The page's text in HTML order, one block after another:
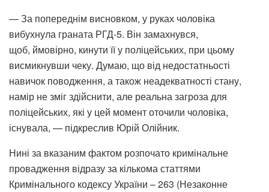
— За попереднім висновком, у руках чоловіка
вибухнула граната РГД-5. Він замахнувся,
щоб, ймовірно, кинути її у поліцейських, при цьому
висмикнувши чеку. Думаю, що від недостатньості
навичок поводження, а також неадекватності стану,
намір не зміг здійснити, але реальна загроза для
поліцейських, які у цей момент оточили чоловіка,
існувала, — підкреслив Юрій Олійник.
Нині за вказаним фактом розпочато кримінальне
провадження відразу за кількома статтями
Кримінального кодексу України – 263 (Незаконне